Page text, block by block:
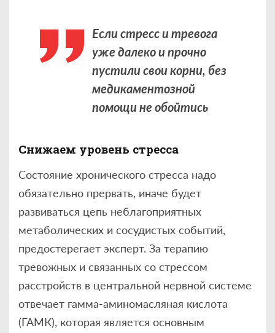
Если стресс и тревога
уже далеко и прочно
пустили свои корни, без
медикаментозной
помощи не обойтись
Снижаем уровень стресса
Состояние хронического стресса надо
обязательно прервать, иначе будет
развиваться цепь неблагоприятных
метаболических и сосудистых событий,
предостерегает эксперт. За терапию
тревожных и связанных со стрессом
расстройств в центральной нервной системе
отвечает гамма-аминомасляная кислота
(ГАМК), которая является основным